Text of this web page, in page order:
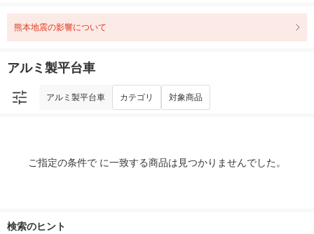
熊本地震の影響について
アルミ製平台車
アルミ製平台車 カテゴリ 対象商品
ご指定の条件で に一致する商品は見つかりませんでした。
検索のヒント